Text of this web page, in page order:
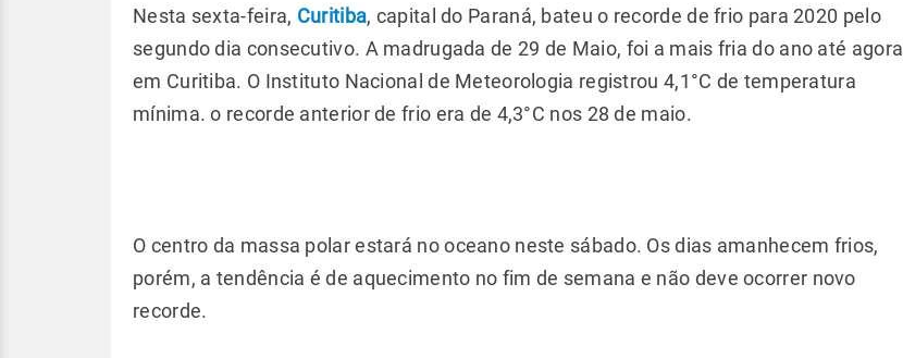
Nesta sexta-feira, Curitiba, capital do Paraná, bateu o recorde de frio para 2020 pelo
segundo dia consecutivo. A madrugada de 29 de Maio, foi a mais fria do ano até agora
em Curitiba. O Instituto Nacional de Meteorologia registrou 4,1°C de temperatura
mínima. o recorde anterior de frio era de 4,3°C nos 28 de maio.
O centro da massa polar estará no oceano neste sábado. Os dias amanhecem frios,
porém, a tendência é de aquecimento no fim de semana e não deve ocorrer novo
recorde.